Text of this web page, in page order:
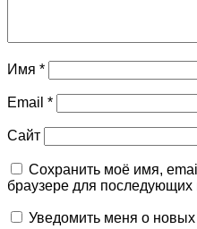
Имя *
Email *
Сайт
Сохранить моё имя,
браузере для
Уведомить меня о